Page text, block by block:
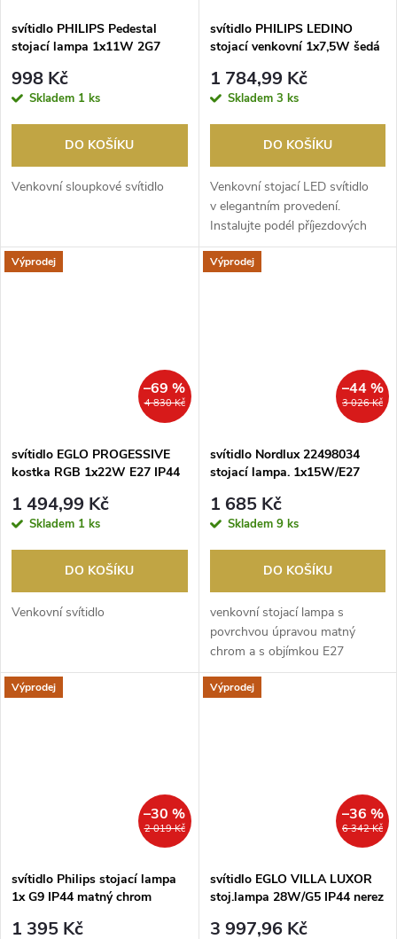
svítidlo PHILIPS Pedestal
stojací lampa 1x11W 2G7
998 Kč
Skladem 1 ks
DO KOŠÍKU
Venkovní sloupkové svítidlo
svítidlo PHILIPS LEDINO
stojací venkovní 1x7,5W šedá
1 784,99 Kč
Skladem 3 ks
DO KOŠÍKU
Venkovní stojací LED svítidlo
v elegantním provedení.
Instalujte podél příjezdových
cest nebo zahrad...
Výprodej
4 830 Kč
–69 %
svítidlo EGLO PROGESSIVE
kostka RGB 1x22W E27 IP44
1 494,99 Kč
Skladem 1 ks
DO KOŠÍKU
Venkovní svítidlo
Výprodej
3 026 Kč
–44 %
svítidlo Nordlux 22498034
stojací lampa. 1x15W/E27
1 685 Kč
Skladem 9 ks
DO KOŠÍKU
venkovní stojací lampa s
povrchvou úpravou matný
chrom a s objímkou E27
Výprodej
2 019 Kč
–30 %
svítidlo Philips stojací lampa
1x G9 IP44 matný chrom
1 395 Kč
Výprodej
6 342 Kč
–36 %
svítidlo EGLO VILLA LUXOR
stoj.lampa 28W/G5 IP44 nerez
3 997,96 Kč